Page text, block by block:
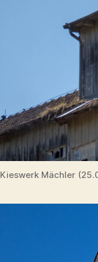
Kieswerk Mächler